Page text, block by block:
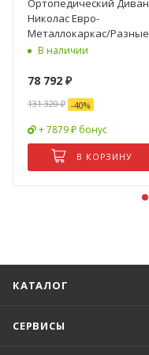
Ортопедический Диван
Николас Евро-
Металлокаркас/Разные
Цвета Ш-2520 х Г-1100 х
В наличии
78 792 ₽
131 320₽ -40%
+ 7879 ₽ бонус
В КОРЗИНУ
КАТАЛОГ
СЕРВИСЫ